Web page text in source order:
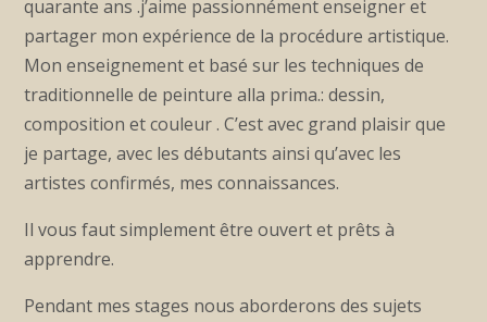
quarante ans .j’aime passionnément enseigner et
partager mon expérience de la procédure artistique.
Mon enseignement et basé sur les techniques de
traditionnelle de peinture alla prima.: dessin,
composition et couleur . C’est avec grand plaisir que
je partage, avec les débutants ainsi qu’avec les
artistes confirmés, mes connaissances.
Il vous faut simplement être ouvert et prêts à
apprendre.
Pendant mes stages nous aborderons des sujets